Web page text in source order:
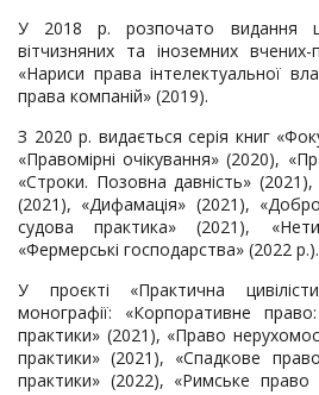
У 2018 р. розпочато видання
вітчизняних та іноземних
«Нариси права інтелектуальної
права компаній» (2019).
З 2020 р. видається серія книг
«Правомірні очікування» (2020),
«Строки. Позовна давність»
(2021), «Дифамація» (2021),
судова практика» (2021),
«Фермерські господарства» (2022 р.).
У проєкті «Практична
монографії: «Корпоративне
практики» (2021), «Право
практики» (2021), «Спадкове
практики» (2022), «Римське право